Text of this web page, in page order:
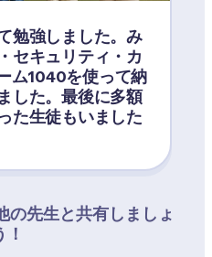
勉強しました。み
セキュリティ・カ
ム1040を使って納
した。最後に多額
た生徒もいました
の先生と共有しましょ
！